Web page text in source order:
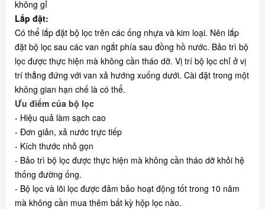
không gỉ
Lắp đặt:
Có thể lắp đặt bộ lọc trên các ống nhựa và kim loại. Nên lắp
đặt bộ lọc sau các van ngắt phía sau đồng hồ nước. Bảo trì bộ
lọc được thực hiện mà không cần tháo dỡ. Vị trí bộ lọc chỉ ở vị
trí thẳng đứng với van xả hướng xuống dưới. Cài đặt trong một
không gian hạn chế là có thể.
Ưu điểm của bộ lọc
- Hiệu quả làm sạch cao
- Đơn giản, xả nước trực tiếp
- Kích thước nhỏ gọn
- Bảo trì bộ lọc được thực hiện mà không cần tháo dỡ khỏi hệ
thống đường ống.
- Bộ lọc và lõi lọc được đảm bảo hoạt động tốt trong 10 năm
mà không cần mua thêm bất kỳ hộp lọc nào.